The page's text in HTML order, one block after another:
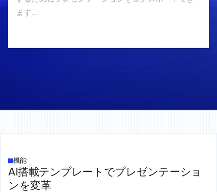
機能
AI搭載テンプレートでプレゼンテーショ
ンを変革